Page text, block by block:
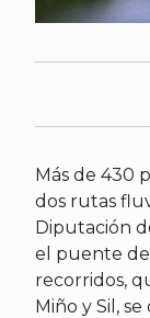
Más de 430
dos rutas
Diputación
el puente de
recorridos,
Miño y Sil,